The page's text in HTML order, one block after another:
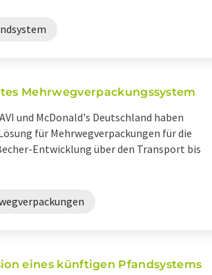
Mehrwegverpackungssystem
und McDonald's Deutschland haben
für Mehrwegverpackungen für die
Entwicklung über den Transport bis
eines künftigen Pfandsystems